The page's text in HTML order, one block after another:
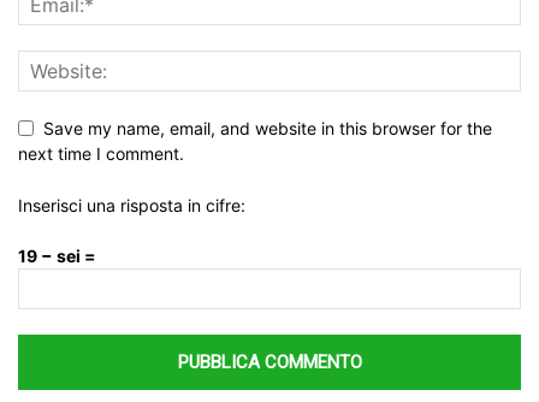
Save my name, email, and website in this browser for the
next time I comment.
Inserisci una risposta in cifre:
19 − sei =